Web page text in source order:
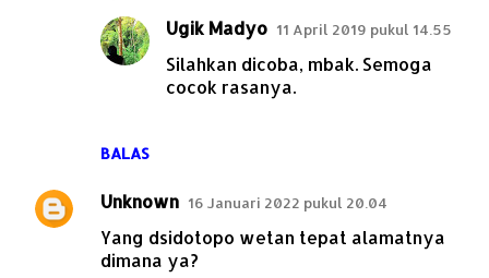
BALAS
Ugik Madyo 11 April 2019 pukul 14.55
Silahkan dicoba, mbak. Semoga
cocok rasanya.
Unknown 16 Januari 2022 pukul 20.04
Yang dsidotopo wetan tepat alamatnya
dimana ya?